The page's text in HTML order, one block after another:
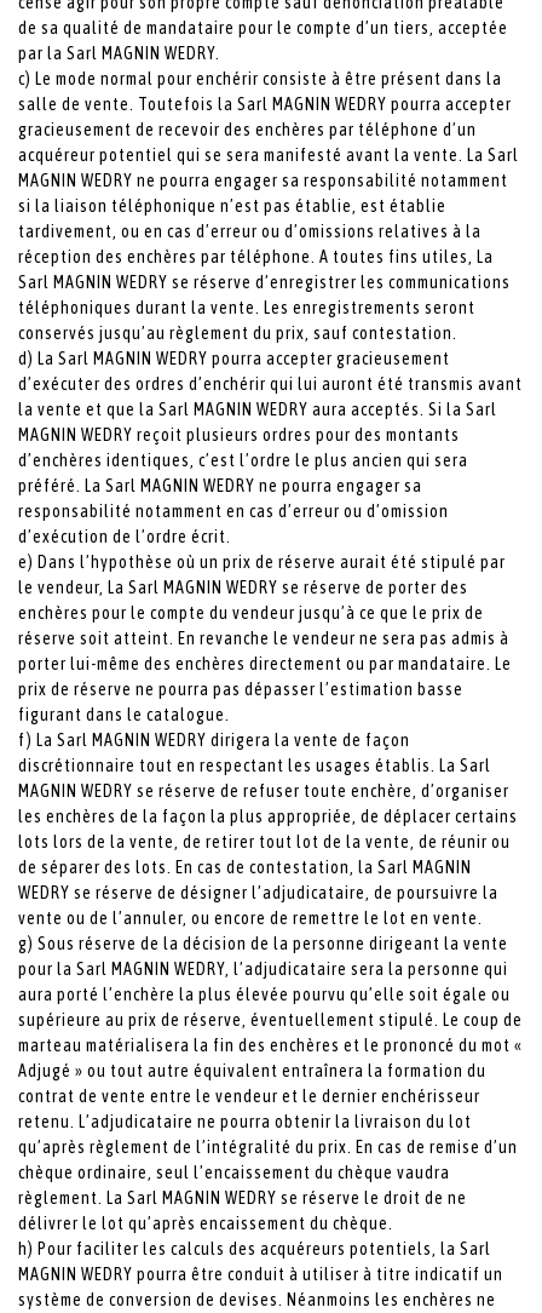
de sa qualité de mandataire pour le compte d’un tiers, acceptée
par la Sarl MAGNIN WEDRY.
c) Le mode normal pour enchérir consiste à être présent dans la
salle de vente. Toutefois la Sarl MAGNIN WEDRY pourra accepter
gracieusement de recevoir des enchères par téléphone d’un
acquéreur potentiel qui se sera manifesté avant la vente. La Sarl
MAGNIN WEDRY ne pourra engager sa responsabilité notamment
si la liaison téléphonique n’est pas établie, est établie
tardivement, ou en cas d’erreur ou d’omissions relatives à la
réception des enchères par téléphone. A toutes fins utiles, La
Sarl MAGNIN WEDRY se réserve d’enregistrer les communications
téléphoniques durant la vente. Les enregistrements seront
conservés jusqu’au règlement du prix, sauf contestation.
d) La Sarl MAGNIN WEDRY pourra accepter gracieusement
d’exécuter des ordres d’enchérir qui lui auront été transmis avant
la vente et que la Sarl MAGNIN WEDRY aura acceptés. Si la Sarl
MAGNIN WEDRY reçoit plusieurs ordres pour des montants
d’enchères identiques, c’est l’ordre le plus ancien qui sera
préféré. La Sarl MAGNIN WEDRY ne pourra engager sa
responsabilité notamment en cas d’erreur ou d’omission
d’exécution de l’ordre écrit.
e) Dans l’hypothèse où un prix de réserve aurait été stipulé par
le vendeur, La Sarl MAGNIN WEDRY se réserve de porter des
enchères pour le compte du vendeur jusqu’à ce que le prix de
réserve soit atteint. En revanche le vendeur ne sera pas admis à
porter lui-même des enchères directement ou par mandataire. Le
prix de réserve ne pourra pas dépasser l’estimation basse
figurant dans le catalogue.
f) La Sarl MAGNIN WEDRY dirigera la vente de façon
discrétionnaire tout en respectant les usages établis. La Sarl
MAGNIN WEDRY se réserve de refuser toute enchère, d’organiser
les enchères de la façon la plus appropriée, de déplacer certains
lots lors de la vente, de retirer tout lot de la vente, de réunir ou
de séparer des lots. En cas de contestation, la Sarl MAGNIN
WEDRY se réserve de désigner l’adjudicataire, de poursuivre la
vente ou de l’annuler, ou encore de remettre le lot en vente.
g) Sous réserve de la décision de la personne dirigeant la vente
pour la Sarl MAGNIN WEDRY, l’adjudicataire sera la personne qui
aura porté l’enchère la plus élevée pourvu qu’elle soit égale ou
supérieure au prix de réserve, éventuellement stipulé. Le coup de
marteau matérialisera la fin des enchères et le prononcé du mot «
Adjugé » ou tout autre équivalent entraînera la formation du
contrat de vente entre le vendeur et le dernier enchérisseur
retenu. L’adjudicataire ne pourra obtenir la livraison du lot
qu’après règlement de l’intégralité du prix. En cas de remise d’un
chèque ordinaire, seul l’encaissement du chèque vaudra
règlement. La Sarl MAGNIN WEDRY se réserve le droit de ne
délivrer le lot qu’après encaissement du chèque.
h) Pour faciliter les calculs des acquéreurs potentiels, la Sarl
MAGNIN WEDRY pourra être conduit à utiliser à titre indicatif un
système de conversion de devises. Néanmoins les enchères ne